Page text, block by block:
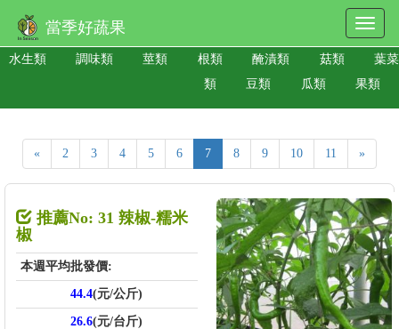
當季好蔬果
水生類 調味類 莖類 根類 醃漬類 菇類
葉菜
類
豆類 瓜類 果類
« 2 3 4 5 6 7 8 9 10 11 »
推薦No: 31 辣椒-糯米
椒
本週平均批發價:
44.4(元/公斤)
26.6(元/台斤)